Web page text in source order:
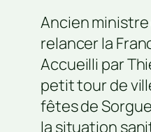
Ancien
relancer la
Accueilli par
petit tour de
fêtes de
la situation